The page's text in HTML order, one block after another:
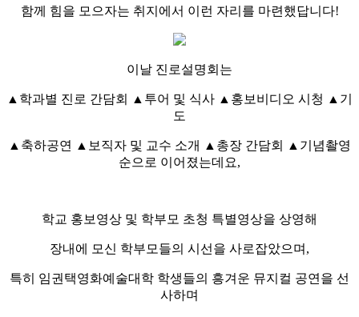
함께 힘을 모으자는 취지에서 이런 자리를 마련했답니다!
이날 진로설명회는
▲학과별 진로 간담회 ▲투어 및 식사 ▲홍보비디오 시청 ▲기
도
▲축하공연 ▲보직자 및 교수 소개 ▲총장 간담회 ▲기념촬영
순으로 이어졌는데요,
학교 홍보영상 및 학부모 초청 특별영상을 상영해
장내에 모신 학부모들의 시선을 사로잡았으며,
특히 임권택영화예술대학 학생들의 흥겨운 뮤지컬 공연을 선
사하며